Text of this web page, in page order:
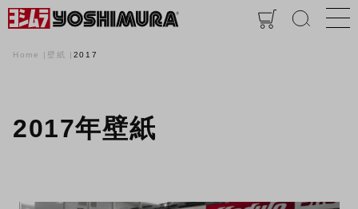
Home 壁紙 2017
2017年壁紙